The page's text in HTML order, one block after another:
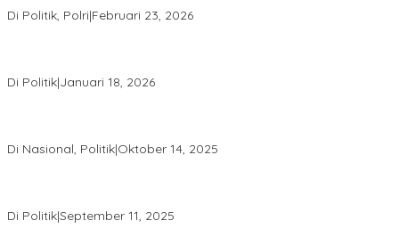
Di Politik, Polri|Februari 23, 2026
Di Politik|Januari 18, 2026
Di Nasional, Politik|Oktober 14, 2025
Di Politik|September 11, 2025